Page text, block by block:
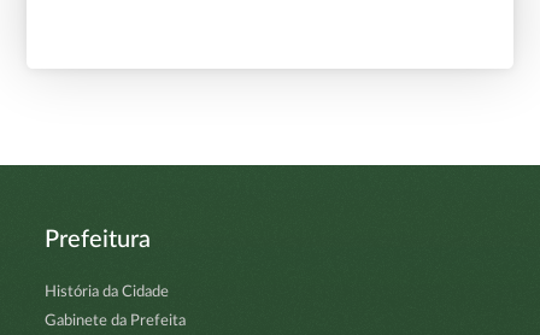
Prefeitura
História da Cidade
Gabinete da Prefeita